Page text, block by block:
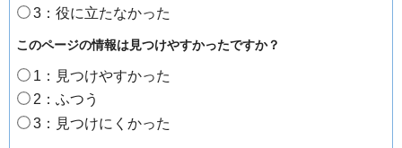
3：役に立たなかった
このページの情報は見つけやすかったですか？
1：見つけやすかった
2：ふつう
3：見つけにくかった